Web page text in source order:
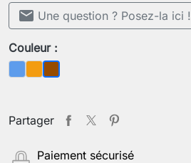
mail Une question ? Posez-la ici !
Couleur :
BleuOrangeMarron
Partager
Paiement sécurisé